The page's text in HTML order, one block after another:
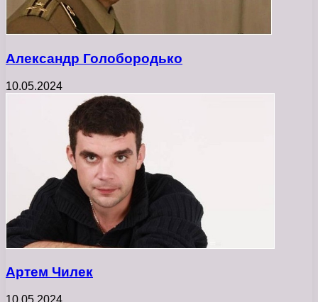
Александр Голобородько
10.05.2024
Артем Чилек
10.05.2024